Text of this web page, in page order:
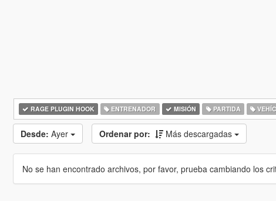
RAGE PLUGIN HOOK ENTRENADOR MISIÓN PARTIDA
Desde: Ayer Ordenar por: Más descargadas
No se han encontrado archivos, por favor, prueba cambiando los